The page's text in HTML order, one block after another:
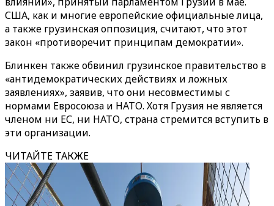
США, как и многие европейские официальные лица,
а также грузинская оппозиция, считают, что этот
закон «противоречит принципам демократии».
Блинкен также обвинил грузинское правительство в
«антидемократических действиях и ложных
заявлениях», заявив, что они несовместимы с
нормами Евросоюза и НАТО. Хотя Грузия не является
членом ни ЕС, ни НАТО, страна стремится вступить в
эти организации.
ЧИТАЙТЕ ТАКЖЕ